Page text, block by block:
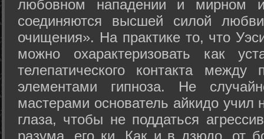
любовном нападении и мирном
соединяются высшей силой
очищения». На практике то, что
можно охарактеризовать как
телепатического контакта между
элементами гипноза. Не
мастерами основатель айкидо учил
глаза, чтобы не поддаться
разума, его ки. Как и в дзюдо, от